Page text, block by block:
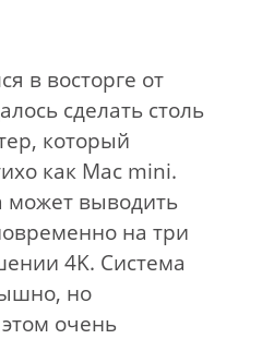
в восторге от
сделать столь
который
как Mac mini.
может выводить
на три
4K. Система
но
очень